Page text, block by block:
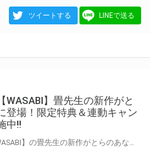
ツイートする LINEで送る
WASABI】畳先生の新作がと
登場！限定特典＆連動キャン
中!!